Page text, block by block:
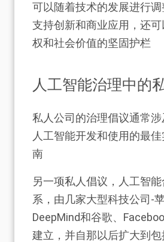
可以随着技术的发展进行
支持创新和商业应用，还可
权和社会价值的坚固护栏
人工智能治理中的
私人公司的治理倡议通常
人工智能开发和使用的最
南
另一项私人倡议，人工智
系，由几家大型科技公司 -
DeepMind和谷歌、
建立，并自那以后扩大到